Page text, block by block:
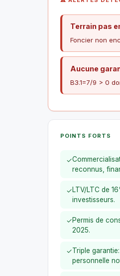
Terrain pas
Foncier non
Aucune
B3.1=7/9 > 0
POINTS FORTS
✓
reconnus,
✓LTV/LTC de
investisseurs.
✓Permis de
2025.
✓Triple
personnelle